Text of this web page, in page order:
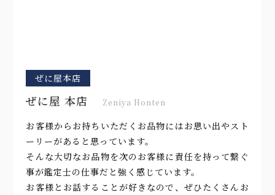
ぜに屋本店
ぜに屋 本店 Zeniya Honten
お客様からお持ちいただくお品物にはお思い出やスト
ーリーがあると思っています。
そんな大切なお品物を次のお客様に責任を持って繋ぐ
事が鑑定士の仕事だと強く感じています。
お客様とお話することが好きなので、ぜひたくさんお